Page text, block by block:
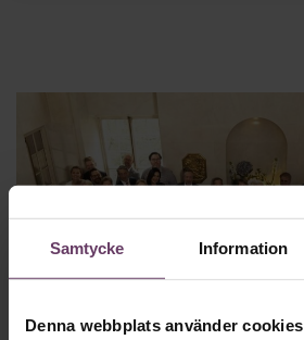
Samtycke Information
Denna webbplats använder cookies